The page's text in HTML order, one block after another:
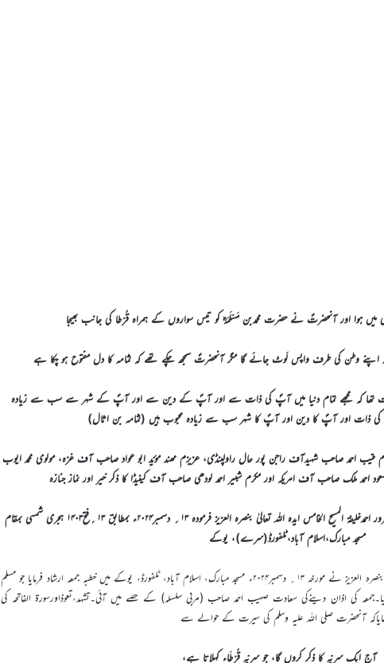
وطن کی طرف واپس لَوٹ جائے گا مگر آنحضرتؐ سمجھ چکے تھے کہ ثمامہ کا دل مفتوح ہو چکا ہے
تھا کہ مجھے تمام دنیا میں آپؐ کی ذات سے اور آپؐ کے دین سے اور آپؐ کے شہر سے سب سے زیادہ
ذات اور آپؐ کا دین اور آپؐ کا شہر سب سے زیادہ محبوب ہیں (ثمامہ بن اثال)
صاحب شہیدآف راجن پور حال راولپنڈی، عزیزم مھند مؤیّد ابو عواد صاحب آف غزہ، مولوی محمد ایوب
احمد ملک صاحب آف امریکہ اور مکرم شبیر احمد لودھی صاحب آف کینیڈا کا ذکر خیر اور نماز جنازہ
خلاصہ خطبہ جمعہ سیّدنا امیر المومنین حضرت مرزا مسرور احمدخلیفۃ المسیح الخامس ایدہ اللہ تعالیٰ بنصرہ العزیز فرمودہ ۱۳؍ دسمبر۲۰۲۴ء بمطابق ۱۳؍فتح۱۴۰۳ ہجری شمسی بمقام
مسجد مبارک،اسلام آباد،ٹلفورڈ(سرے)، یوکے
اميرالمومنين حضرت خليفةالمسيح الخامس ايدہ اللہ تعاليٰ بنصرہ العزيز نے مورخہ ۱۳؍ دسمبر۲۰۲۴ء مسجد مبارک، اسلام آباد، ٹلفورڈ، يوکے ميں خطبہ جمعہ ارشاد فرمايا جو مسلم
کي اذان دينےکي سعادت صہیب احمد صاحب (مربی سلسلہ) کے حصے ميں آئي۔تشہد،تعوذاورسورة الفاتحہ کی
آنحضرت صلی الله علیہ وسلم کی سیرت کے حوالے سے
آج ایک سریّہ کا ذکر کروں گا، جو سریّہ قُرْطَاء کہلاتا ہے،